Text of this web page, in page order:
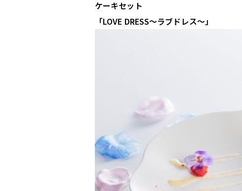
ケーキセット
「LOVE DRESS～ラブドレス～」